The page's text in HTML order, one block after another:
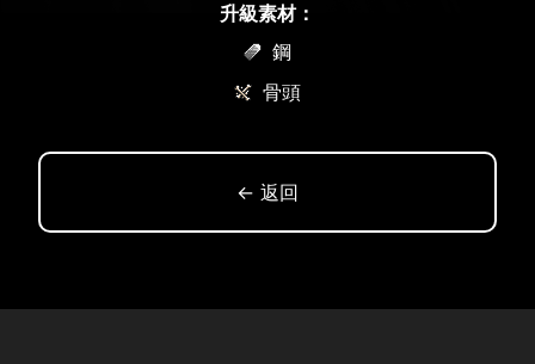
升級素材：
鋼
骨頭
← 返回